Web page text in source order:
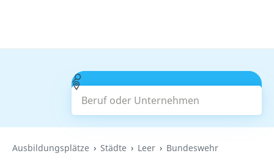
Beruf oder Unternehmen
Suchen
Ausbildungsplätze Städte Leer Bundeswehr